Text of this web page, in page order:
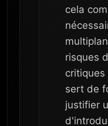
cela
risques
critiques
sert de
justifier